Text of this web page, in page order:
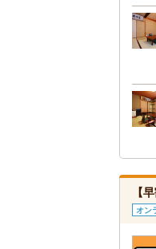
【
オン